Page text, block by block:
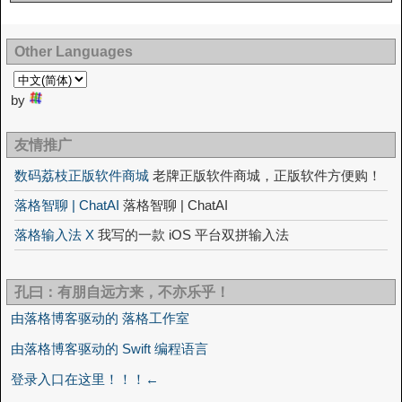
Other Languages
by
友情推广
数码荔枝正版软件商城 老牌正版软件商城，正版软件方便购！
落格智聊 | ChatAI 落格智聊 | ChatAI
落格输入法 X 我写的一款 iOS 平台双拼输入法
孔曰：有朋自远方来，不亦乐乎！
由落格博客驱动的 落格工作室
由落格博客驱动的 Swift 编程语言
登录入口在这里！！！←